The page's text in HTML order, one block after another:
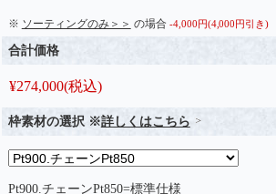
※ ソーティングのみ＞＞ の場合 -4,000円(4,000円引き)
合計価格
¥274,000(税込)
枠素材の選択 ※詳しくはこちら
Pt900.チェーンPt850=標準仕様